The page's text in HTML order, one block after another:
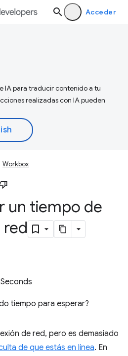
Acceder
IA para traducir contenido a tu
realizadas con IA pueden
Workbox
un tiempo de
red
tiempo para esperar?
de red, pero es demasiado
de que estás en línea. En